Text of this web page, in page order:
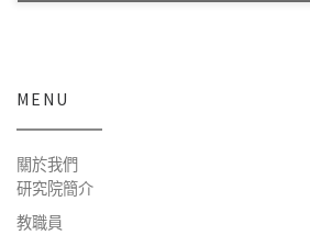
MENU
關於我們
研究院簡介
教職員